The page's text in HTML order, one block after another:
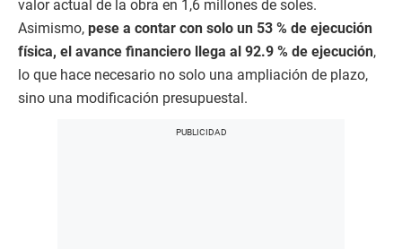
valor actual de la obra en 1,6 millones de soles.
Asimismo, pese a contar con solo un 53 % de ejecución
física, el avance financiero llega al 92.9 % de ejecución,
lo que hace necesario no solo una ampliación de plazo,
sino una modificación presupuestal.